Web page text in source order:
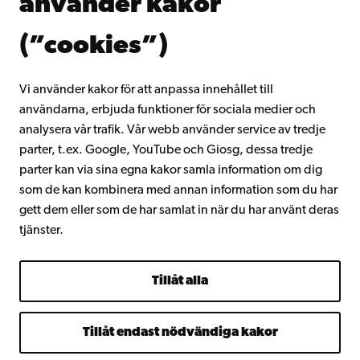
använder kakor
(”cookies”)
Vi använder kakor för att anpassa innehållet till
användarna, erbjuda funktioner för sociala medier och
analysera vår trafik. Vår webb använder service av tredje
parter, t.ex. Google, YouTube och Giosg, dessa tredje
parter kan via sina egna kakor samla information om dig
som de kan kombinera med annan information som du har
gett dem eller som de har samlat in när du har använt deras
tjänster.
Tillåt alla
Tillåt endast nödvändiga kakor
Gå med i Åbo Akademis alumnnätverk
Intranätet
Facebook InstagramYouTube LinkedIn Blog Snapchat